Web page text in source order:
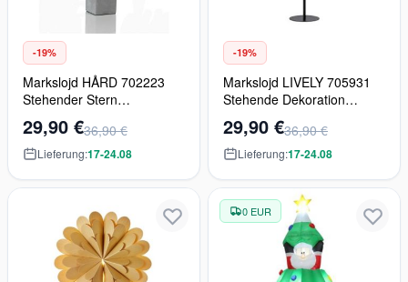
-19%
Markslojd HÅRD 702223
Stehender Stern
1x25W/E14 IP20
29,90 €36,90 €
Lieferung:17-24.08
-19%
Markslojd LIVELY 705931
Stehende Dekoration
1x6W/E14 IP20
29,90 €36,90 €
Lieferung:17-24.08
0 EUR